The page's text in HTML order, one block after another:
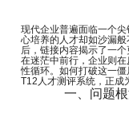
现代企业普遍面临一个
心培养的人才却如沙漏
后，链接内容揭示了一
在迷茫中前行，企业则
性循环。如何打破这一
T12人才测评系统，正成
一、问题